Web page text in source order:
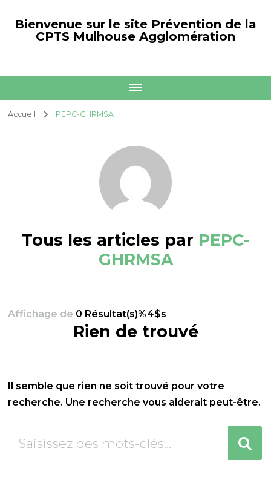
Bienvenue sur le site Prévention de la
CPTS Mulhouse Agglomération
Accueil PEPC-GHRMSA
Tous les articles par PEPC-
GHRMSA
Affichage de 0 Résultat(s)%4$s
Rien de trouvé
Il semble que rien ne soit trouvé pour votre
recherche. Une recherche vous aiderait peut-être.
recherchiez